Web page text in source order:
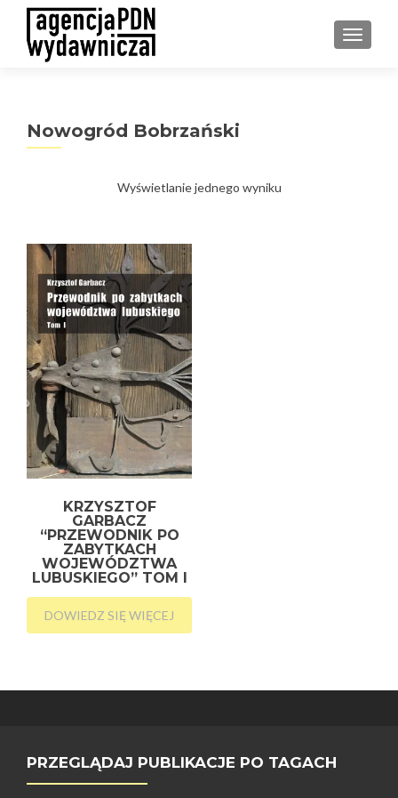
Nowogród Bobrzański
Wyświetlanie jednego wyniku
KRZYSZTOF
GARBACZ
“PRZEWODNIK PO
ZABYTKACH
WOJEWÓDZTWA
LUBUSKIEGO” TOM I
DOWIEDZ SIĘ WIĘCEJ
PRZEGLĄDAJ PUBLIKACJE PO TAGACH